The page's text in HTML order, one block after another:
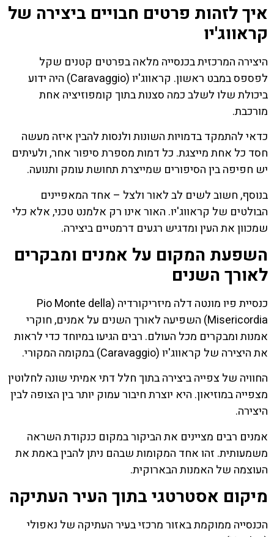
איך לזהות פרטים חבויים ביצירה של
קראווג'יו
היצירה המרכזית בכנסייה מלאה בפרטים קטנים שקל
לפספס במבט ראשון. קראווג'יו (Caravaggio) היה ידוע
ביכולת שלו לשלב כמה סצנות בתוך קומפוזיציה אחת
מורכבת.
כדאי להתמקד בדמויות השונות ולנסות להבין איזה מעשה
חסד כל אחת מייצגת. כל דמות מספרת סיפור אחר, ולעיתים
יש חפיפה בין הסיפורים שמייצרת תחושת עומק ותנועה.
בנוסף, חשוב לשים לב לאור ולצל – אחד המאפיינים
הבולטים של קראווג'יו. האור אינו רק אלמנט טכני, אלא כלי
שמכוון את העין ומדגיש רגעים דרמטיים ביצירה.
השפעת המקום על אמנים ומבקרים
לאורך השנים
כנסיית פיו מונטה דלה מיזריקורדיה (Pio Monte della
Misericordia) השפיעה לאורך השנים על אמנים, חוקרי
אמנות ומבקרים מכל העולם. רבים הגיעו במיוחד כדי לראות
את היצירה של קראווג'יו (Caravaggio) במקומה המקורי.
החוויה של צפייה ביצירה בתוך חלל דתי אמיתי שונה לחלוטין
מצפייה במוזיאון. היא יוצרת חיבור עמוק יותר בין הצופה לבין
היצירה.
אמנים רבים מציינים את הביקור במקום כנקודת השראה
משמעותית. זהו אחד המקומות שבהם ניתן להבין באמת את
העוצמה של האמנות הבארוקית.
מיקום אסטרטגי בתוך העיר העתיקה
הכנסייה ממוקמת באזור מרכזי בעיר העתיקה של נאפולי